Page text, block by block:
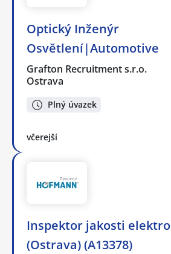
Optický Inženýr
Osvětlení|Automotive
Grafton Recruitment s.r.o.
Ostrava
Plný úvazek
včerejší
Inspektor jakosti elektro
(Ostrava) (A13378)